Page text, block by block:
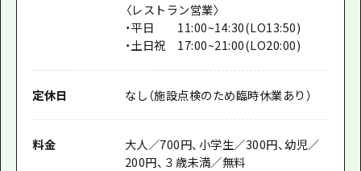
〈レストラン営業〉
・平日 11:00~14:30(LO13:50)
・土日祝 17:00~21:00(LO20:00)
定休日 なし（施設点検のため臨時休業あり）
料金
大人／700円、小学生／300円、幼児／
200円、３歳未満／無料